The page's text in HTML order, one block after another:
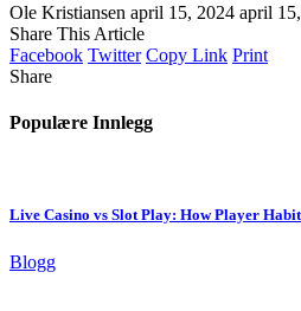
Ole Kristiansen april 15, 2024 april
Share This Article
Facebook Twitter Copy Link Print
Share
Populære Innlegg
Live Casino vs Slot Play: How Player
Blogg